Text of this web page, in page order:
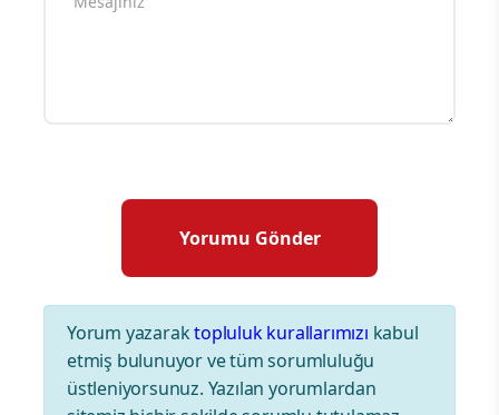
Yorum yazaraktopluluk kurallarımızı kabul
etmiş bulunuyor ve tüm sorumluluğu
üstleniyorsunuz. Yazılan yorumlardan